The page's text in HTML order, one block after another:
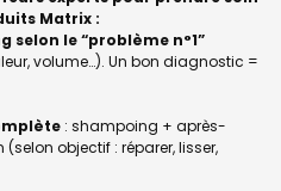
Matrix :
selon le “problème n°1”
volume…). Un bon diagnostic =
: shampoing + après-
objectif : réparer, lisser,